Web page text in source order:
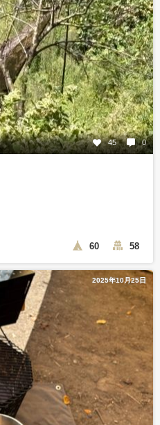
45 0
60 58
2025年10月25日